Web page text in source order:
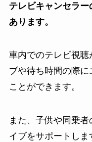
テレビキャンセラ
あります。
車内でのテレビ視聴
ブや待ち時間の際
ことができます。
また、子供や同乗
イブをサポートしま